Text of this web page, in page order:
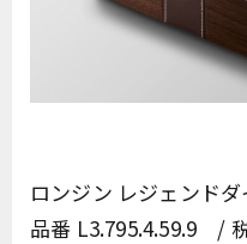
ロンジン レジェンド
品番 L3.795.4.59.9 /